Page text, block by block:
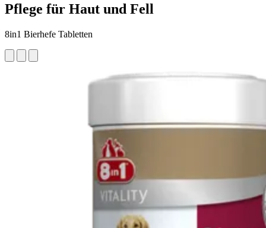
Pflege für Haut und Fell
8in1 Bierhefe Tabletten